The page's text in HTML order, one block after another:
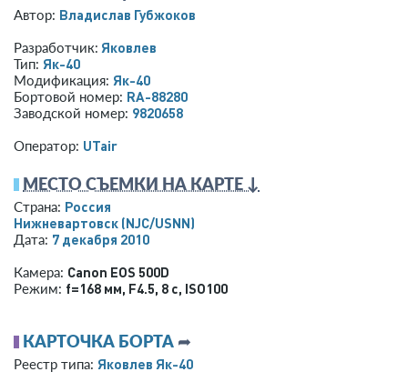
Автор: Владислав Губжоков
Разработчик: Яковлев
Тип: Як-40
Модификация: Як-40
Бортовой номер: RA-88280
Заводской номер: 9820658
Оператор: UTair
МЕСТО СЪЕМКИ НА КАРТЕ ↓
Страна: Россия
Нижневартовск (NJC/USNN)
Дата: 7 декабря 2010
Камера: Canon EOS 500D
Режим: f=168 мм, F4.5, 8 с, ISO100
КАРТОЧКА БОРТА ➦
Реестр типа: Яковлев Як-40